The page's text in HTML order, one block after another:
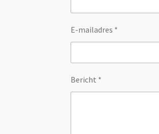
E-mailadres *
Bericht *